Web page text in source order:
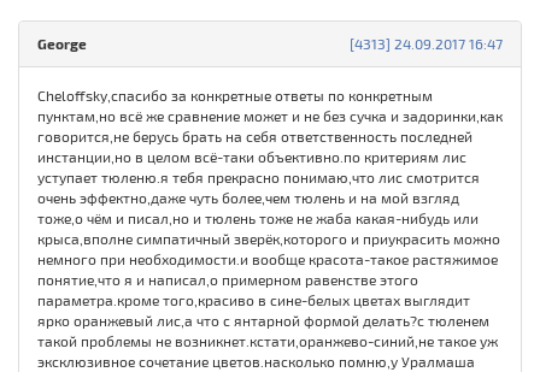
[4313] 24.09.2017 16:47
George
Cheloffsky,спасибо за конкретные ответы по конкретным
пунктам,но всё же сравнение может и не без сучка и задоринки,как
говорится,не берусь брать на себя ответственность последней
инстанции,но в целом всё-таки объективно.по критериям лис
уступает тюленю.я тебя прекрасно понимаю,что лис смотрится
очень эффектно,даже чуть более,чем тюлень и на мой взгляд
тоже,о чём и писал,но и тюлень тоже не жаба какая-нибудь или
крыса,вполне симпатичный зверёк,которого и приукрасить можно
немного при необходимости.и вообще красота-такое растяжимое
понятие,что я и написал,о примерном равенстве этого
параметра.кроме того,красиво в сине-белых цветах выглядит
ярко оранжевый лис,а что с янтарной формой делать?с тюленем
такой проблемы не возникнет.кстати,оранжево-синий,не такое уж
эксклюзивное сочетание цветов.насколько помню,у Уралмаша